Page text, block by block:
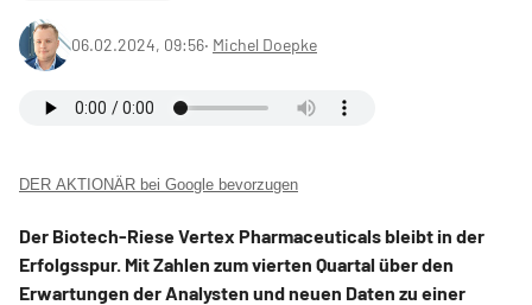
06.02.2024, 09:56‧ Michel Doepke
DER AKTIONÄR bei Google bevorzugen
Der Biotech-Riese Vertex Pharmaceuticals bleibt in der
Erfolgsspur. Mit Zahlen zum vierten Quartal über den
Erwartungen der Analysten und neuen Daten zu einer